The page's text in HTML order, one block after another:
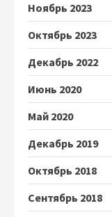
Ноябрь 2023
Октябрь 2023
Декабрь 2022
Июнь 2020
Май 2020
Декабрь 2019
Октябрь 2018
Сентябрь 2018